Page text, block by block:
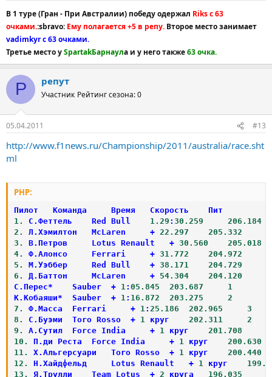
В 1 туре (Гран - При Австралии) победу одержал Riks c 63
очками.:sbravo: Ему полагается +5 в репу. Второе место занимает
vadimkyr c 63 очками.
Третье место уSpartakБарнаула и у него также63 очка.
Р репут
Участник Рейтинг сезона: 0
05.04.2011 #13
http://www.f1news.ru/Championship/2011/australia/race.sht
ml
PHP:
1.
С . 1.29 : 30.259
206.184
2.
Л . + 22.297 205.332
3.
В. + 30.560
205.018
4.
Ф. + 31.772 204.972
5.
М. + 38.171 204.729
6.
Д . + 54.304 204.120
С . Перес* + 1 : 05.845 203.687
1
К. Кобаяши* + 1 : 16.872 203.275
2
7.
Ф. + 1 : 25.186 202.965
3
8.
С . + 1 202.311
2
9.
А. + 1 201.708
10.
П . + 1
200.630
11.
Х. + 1
200.440
12.
Н . + 1
13.
Я. + 2 196.035